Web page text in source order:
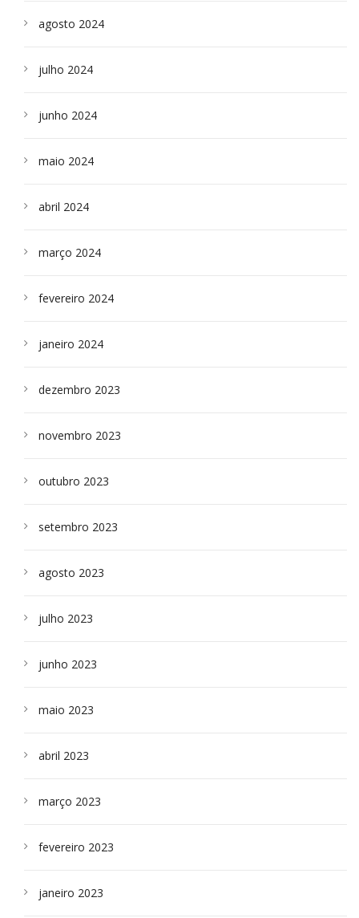
agosto 2024
julho 2024
junho 2024
maio 2024
abril 2024
março 2024
fevereiro 2024
janeiro 2024
dezembro 2023
novembro 2023
outubro 2023
setembro 2023
agosto 2023
julho 2023
junho 2023
maio 2023
abril 2023
março 2023
fevereiro 2023
janeiro 2023